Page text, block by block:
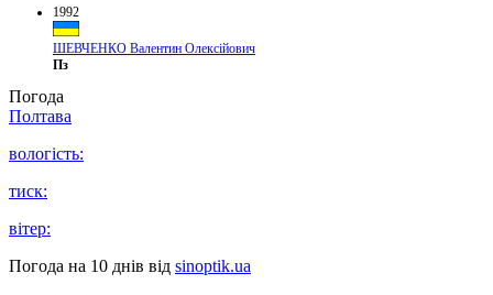
1992
ШЕВЧЕНКО Валентин Олексійович
Пз
Погода
Полтава
вологість:
тиск:
вітер:
Погода на 10 днів від sinoptik.ua